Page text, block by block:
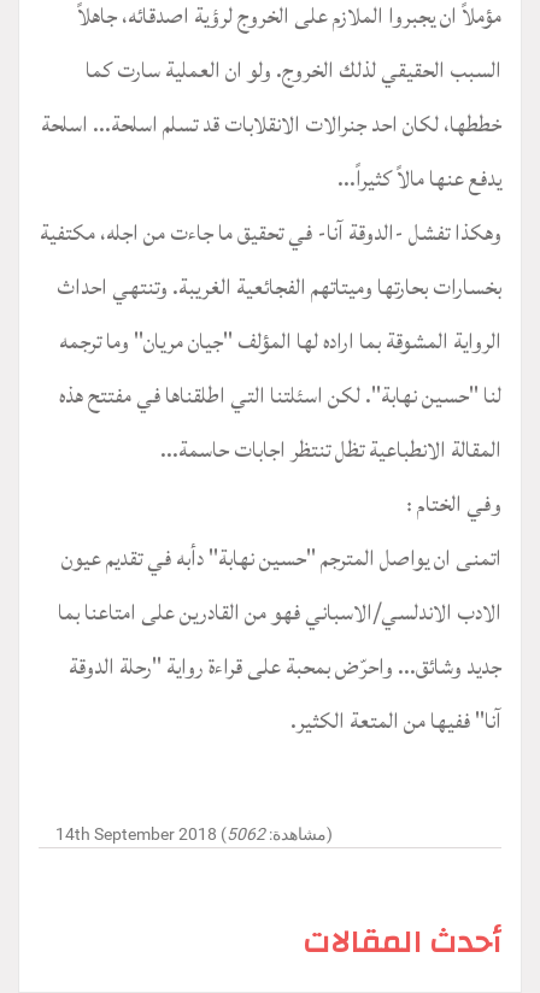
مؤملاً ان يجبروا الملازم على الخروج لرؤية اصدقائه، جاهلاً
السبب الحقيقي لذلك الخروج. ولو ان العملية سارت كما
خططها، لكان احد جنرالات الانقلابات قد تسلم اسلحة... اسلحة
يدفع عنها مالاً كثيراً...
وهكذا تفشل -الدوقة آنا- في تحقيق ما جاءت من اجله، مكتفية
بخسارات بحارتها وميتاتهم الفجائعية الغريبة. وتنتهي احداث
الرواية المشوقة بما اراده لها المؤلف "جيان مريان" وما ترجمه
لنا "حسين نهابة". لكن اسئلتنا التي اطلقناها في مفتتح هذه
المقالة الانطباعية تظل تنتظر اجابات حاسمة...
وفي الختام :
اتمنى ان يواصل المترجم "حسين نهابة" دأبه في تقديم عيون
الادب الاندلسي/الاسباني فهو من القادرين على امتاعنا بما
جديد وشائق... واحرّض بمحبة على قراءة رواية "رحلة الدوقة
آنا" ففيها من المتعة الكثير.
14th September 2018 (مشاهدة:5062 )
أحدث المقالات